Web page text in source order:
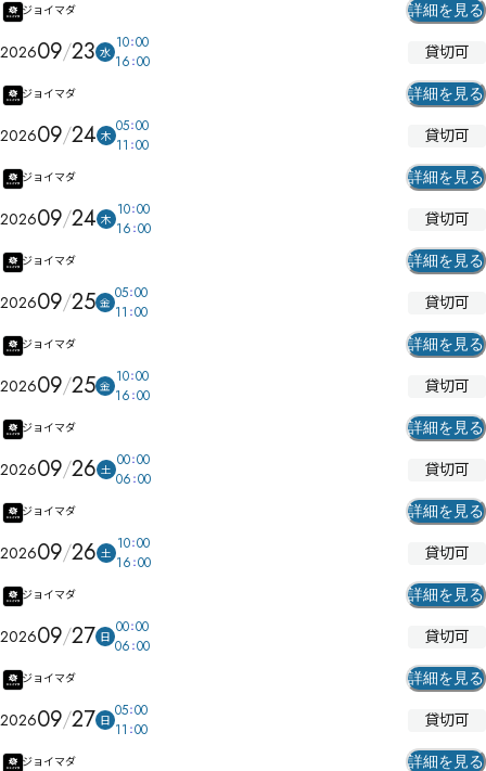
ジョイマダ 詳細を見る
202609 23 水 10 00
16 00 貸切可
ジョイマダ 詳細を見る
202609 24 木 05 00
11 00 貸切可
ジョイマダ 詳細を見る
202609 24 木 10 00
16 00 貸切可
ジョイマダ 詳細を見る
202609 25 金 05 00
11 00 貸切可
ジョイマダ 詳細を見る
202609 25 金 10 00
16 00 貸切可
ジョイマダ 詳細を見る
202609 26 土 00 00
06 00 貸切可
ジョイマダ 詳細を見る
202609 26 土 10 00
16 00 貸切可
ジョイマダ 詳細を見る
202609 27 日 00 00
06 00 貸切可
ジョイマダ 詳細を見る
202609 27 日 05 00
11 00 貸切可
ジョイマダ 詳細を見る